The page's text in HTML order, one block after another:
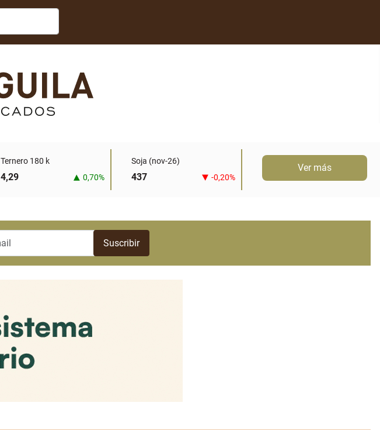
Ternero 180 k
4,29 0,70%
Soja (nov-26)
437 -0,20%
Ver más